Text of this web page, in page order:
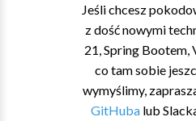
Jeśli chcesz
z dość nowymi
21, Spring Bootem,
co tam sobie
wymyślimy,
GitHubalub